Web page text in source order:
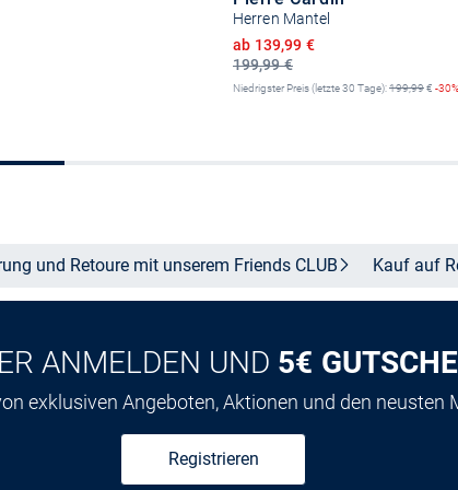
auswählen
Herren Mantel
199,99 €
Ermäßigter Preis
ab 139,99 €
Niedrigster Preis (letzte 30 Tage):199,99€ -30%
und Retoure mit unserem Friends CLUB Kauf auf
ANMELDEN UND 5€
exklusiven Angeboten, Aktionen und den neusten
Registrieren